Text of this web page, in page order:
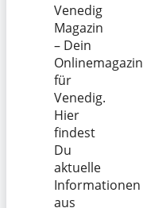
Venedig
Magazin
– Dein
Onlinemagazin
für
Venedig.
Hier
findest
Du
aktuelle
Informationen
aus